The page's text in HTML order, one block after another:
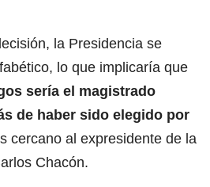
la Presidencia se
lo que implicaría que
sería el magistrado
de haber sido elegido por
cercano al expresidente de la
Chacón.